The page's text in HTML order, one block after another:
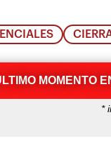
MOMENTO
*